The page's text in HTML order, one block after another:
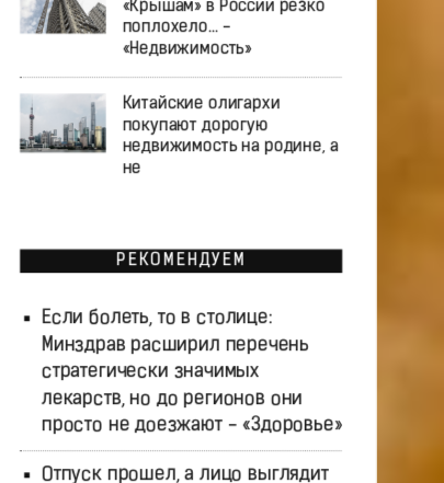
«Крышам» в России резко
поплохело… -
«Недвижимость»
Китайские олигархи
покупают дорогую
недвижимость на родине, а
не
РЕКОМЕНДУЕМ
Если болеть, то в столице:
Минздрав расширил перечень
стратегически значимых
лекарств, но до регионов они
просто не доезжают - «Здоровье»
Отпуск прошел, а лицо выглядит